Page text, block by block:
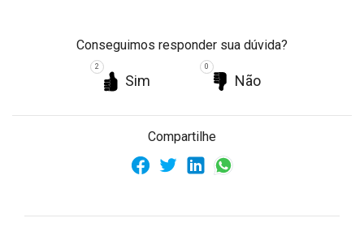
Conseguimos responder sua dúvida?
Sim
2
Não
0
Compartilhe